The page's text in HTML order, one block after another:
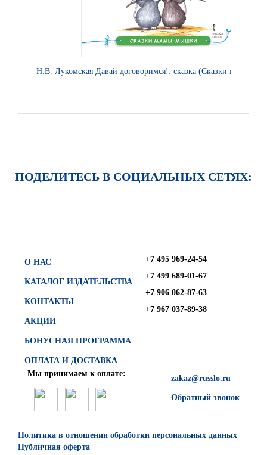
Н.В. Лукомская Давай договоримся!: сказка (Сказки мамы-
ПОДЕЛИТЕСЬ В СОЦИАЛЬНЫХ СЕТЯХ:
О НАС
КАТАЛОГ ИЗДАТЕЛЬСТВА
КОНТАКТЫ
АКЦИИ
БОНУСНАЯ ПРОГРАММА
ОПЛАТА И ДОСТАВКА
+7 495 969-24-54
+7 499 689-01-67
+7 906 062-87-63
+7 967 037-89-38
zakaz@russlo.ru
Обратный звонок
Мы принимаем к оплате:
Политика в отношении обработки персональных данных
Публичная оферта